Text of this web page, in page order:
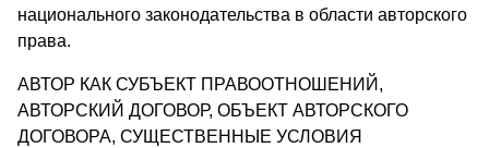
национального законодательства в области авторского
права.
АВТОР КАК СУБЪЕКТ ПРАВООТНОШЕНИЙ,
АВТОРСКИЙ ДОГОВОР, ОБЪЕКТ АВТОРСКОГО
ДОГОВОРА, СУЩЕСТВЕННЫЕ УСЛОВИЯ